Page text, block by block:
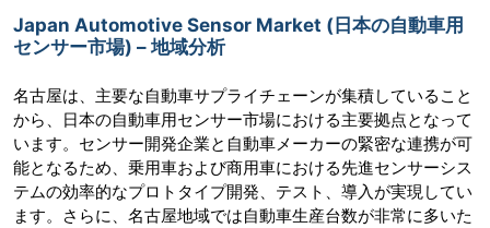
Japan Automotive Sensor Market (日本の自動車用
センサー市場) – 地域分析
名古屋は、主要な自動車サプライチェーンが集積していること
から、日本の自動車用センサー市場における主要拠点となって
います。センサー開発企業と自動車メーカーの緊密な連携が可
能となるため、乗用車および商用車における先進センサーシス
テムの効率的なプロトタイプ開発、テスト、導入が実現してい
ます。さらに、名古屋地域では自動車生産台数が非常に多いた